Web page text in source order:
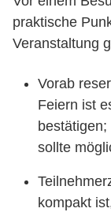
praktische
Veranstaltung
Vorab
Feiern ist
bestätigen;
sollte
kompakt